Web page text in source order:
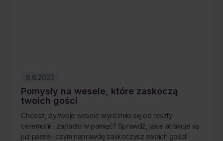
6.6.2023
Pomysły na wesele, które zaskoczą
twoich gości
Chcesz, by twoje wesele wyróżniło się od reszty
ceremonii i zapadło w pamięć? Sprawdź, jakie atrakcje są
już passé i czym naprawdę zaskoczysz swoich gości!